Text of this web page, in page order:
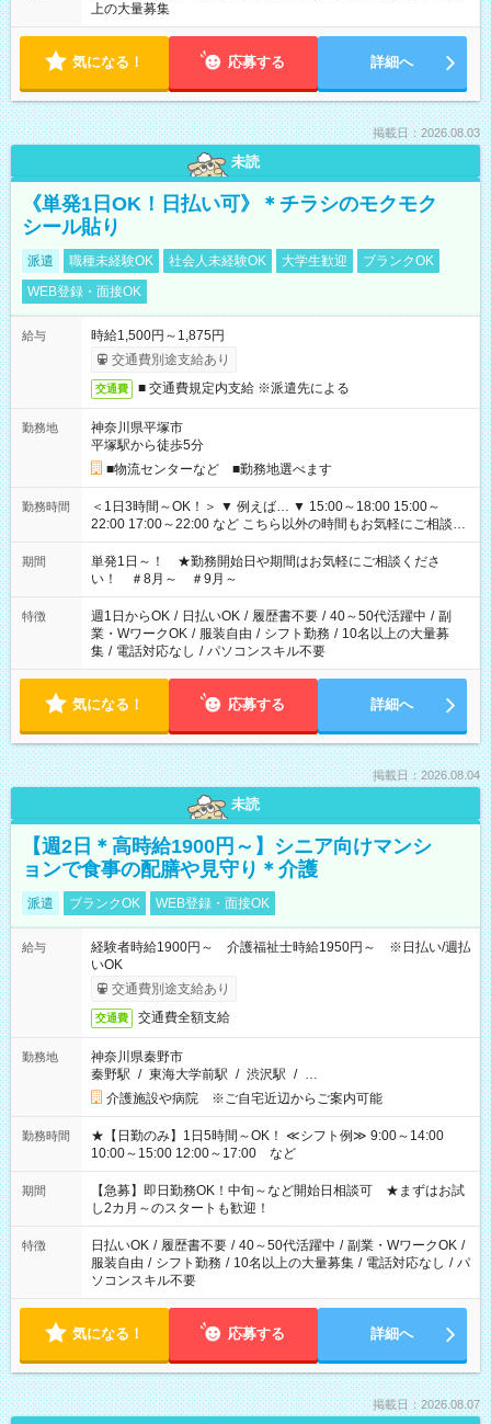
上の大量募集
気になる！ 応募する 詳細へ
掲載日：2026.08.03
未読
《単発1日OK！日払い可》＊チラシのモクモク
シール貼り
派遣 職種未経験OK 社会人未経験OK 大学生歓迎
ブランクOK
WEB登録・面接OK
給与
時給1,500円～1,875円
交通費別途支給あり
交通費 ■ 交通費規定内支給 ※派遣先による
勤務地
神奈川県平塚市
平塚駅から徒歩5分
■物流センターなど ■勤務地選べます
勤務時間
＜1日3時間～OK！＞ ▼ 例えば… ▼ 15:00～18:00 15:00～
22:00 17:00～22:00 など こちら以外の時間もお気軽にご相談く
ださい！
期間
単発1日～！ ★勤務開始日や期間はお気軽にご相談くださ
い！ ＃8月～ ＃9月～
特徴 週1日からOK / 日払いOK / 履歴書不要 / 40～50代活躍中 / 副
業・WワークOK / 服装自由 / シフト勤務 / 10名以上の大量募
集 / 電話対応なし / パソコンスキル不要
気になる！ 応募する 詳細へ
掲載日：2026.08.04
未読
【週2日＊高時給1900円～】シニア向けマンシ
ョンで食事の配膳や見守り＊介護
派遣 ブランクOK WEB登録・面接OK
給与
経験者時給1900円～ 介護福祉士時給1950円～ ※日払い/週払
いOK
交通費別途支給あり
交通費 交通費全額支給
勤務地
神奈川県秦野市
秦野駅 / 東海大学前駅 / 渋沢駅 / …
介護施設や病院 ※ご自宅近辺からご案内可能
勤務時間
★【日勤のみ】1日5時間～OK！ ≪シフト例≫ 9:00～14:00
10:00～15:00 12:00～17:00 など
期間
【急募】即日勤務OK！中旬～など開始日相談可 ★まずはお試
し2カ月～のスタートも歓迎！
特徴 日払いOK / 履歴書不要 / 40～50代活躍中 / 副業・WワークOK /
服装自由 / シフト勤務 / 10名以上の大量募集 / 電話対応なし / パ
ソコンスキル不要
気になる！ 応募する 詳細へ
掲載日：2026.08.07